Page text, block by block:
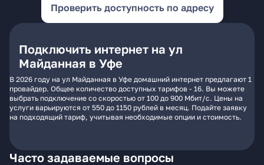
Проверить доступность по адресу
Подключить интернет на ул
Майданная в Уфе
В 2026 году на ул Майданная в Уфе домашний интернет предлагают 1
провайдер. Общее количество доступных тарифов - 16. Вы можете
выбрать подключение со скоростью от 100 до 900 Мбит/с. Цены на
услуги варьируются от 550 до 1150 рублей в месяц. Подайте заявку
на подходящий тариф, учитывая необходимые опции и стоимость.
Часто задаваемые вопросы